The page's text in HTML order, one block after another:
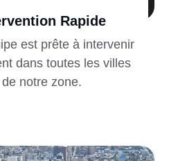
Rapide
est prête à intervenir
dans toutes les villes
de notre zone.